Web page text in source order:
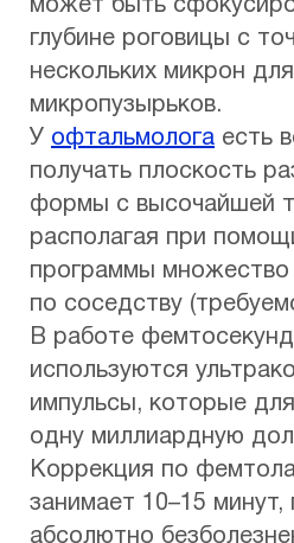
может быть
глубине роговицы с
нескольких микрон
микропузырьков.
У офтальмолога есть
получать плоскость
формы с высочайшей
располагая при
программы множество
по соседству
В работе
используются
импульсы, которые
одну миллиардную
Коррекция по
занимает 10–15 минут,
абсолютно